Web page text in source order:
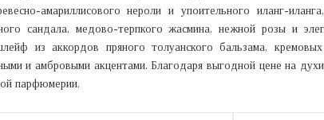
амариллисового нероли и упоительного иланг-
сандала, медово-терпкого жасмина, нежной розы и
из аккордов пряного толуанского бальзама,
и амбровыми акцентами. Благодаря выгодной цене на
парфюмерии.